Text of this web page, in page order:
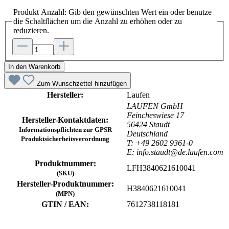
Produkt Anzahl: Gib den gewünschten Wert ein oder benutze
die Schaltflächen um die Anzahl zu erhöhen oder zu
reduzieren.
In den Warenkorb
Zum Wunschzettel hinzufügen
Hersteller: Laufen
Hersteller-Kontaktdaten:
Informationspflichten zur GPSR
Produktsicherheitsverordnung
LAUFEN GmbH
Feincheswiese 17
56424 Staudt
Deutschland
T: +49 2602 9361-0
E: info.staudt@de.laufen.com
Produktnummer:
(SKU)
LFH3840621610041
Hersteller-Produktnummer:
(MPN)
H3840621610041
GTIN / EAN:
7612738118181